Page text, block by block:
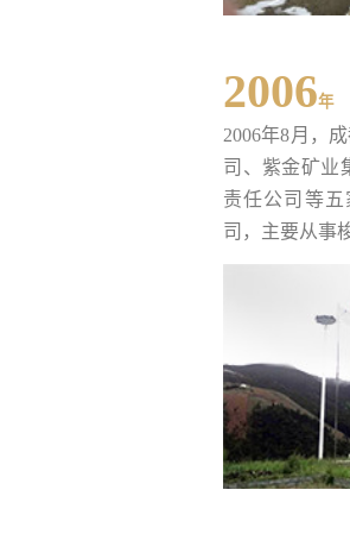
2006年
2006年8月，
司、紫金矿业
责任公司等
司，主要从事